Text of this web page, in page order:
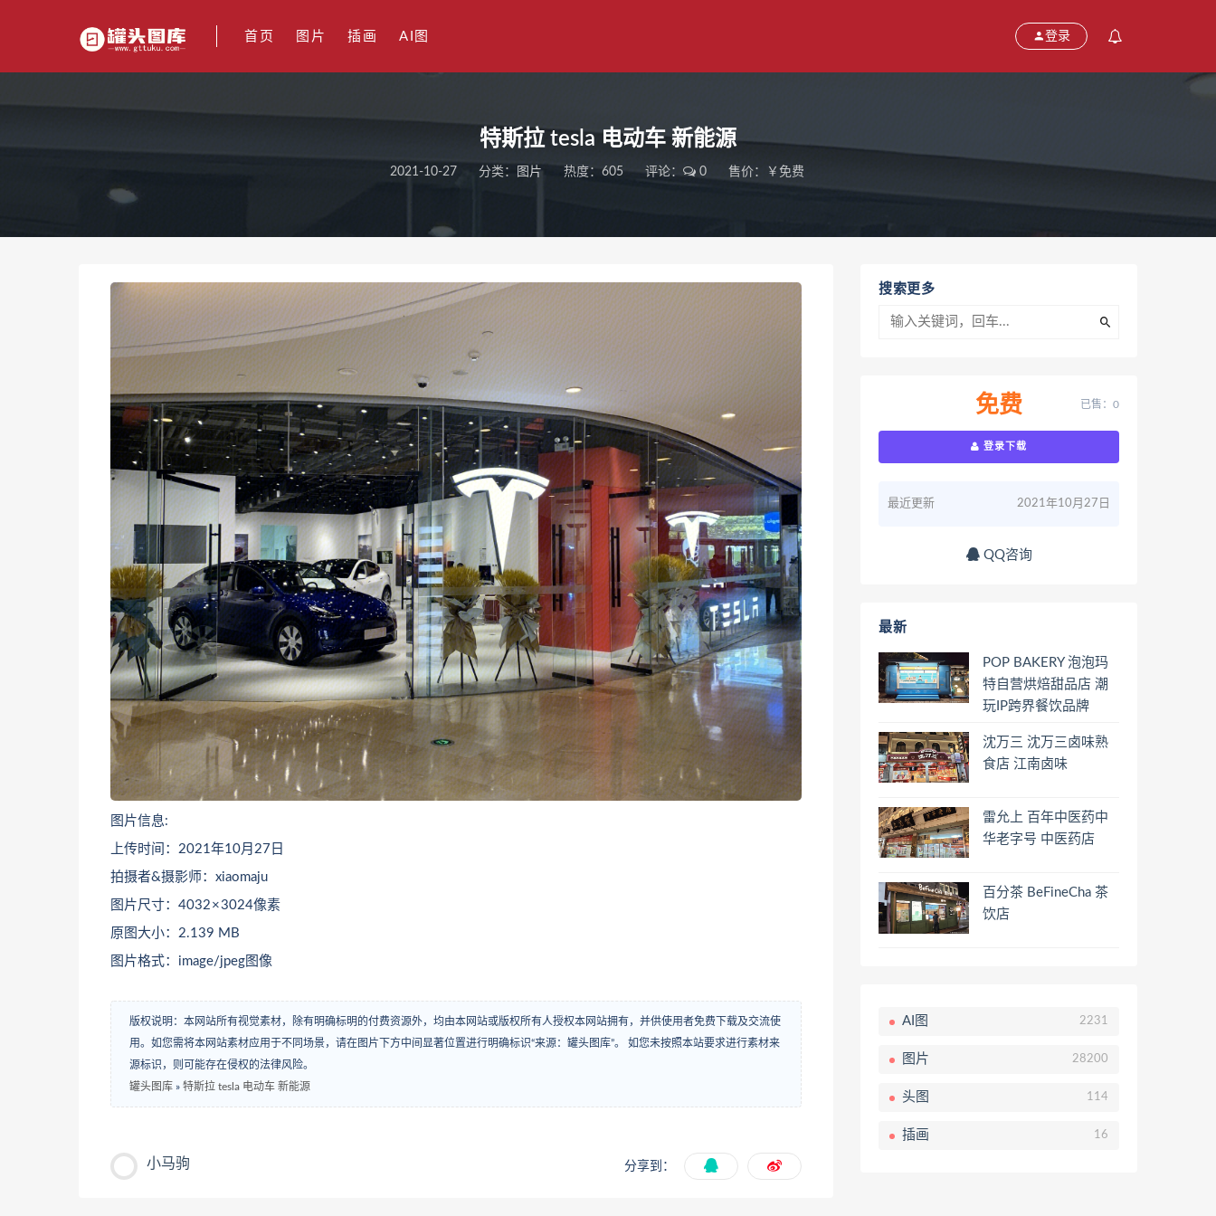
首页 图片 插画 AI图 登录
特斯拉 tesla 电动车 新能源
2021-10-27 分类： 图片 热度：605 评论： 0 售价：￥免费
图片信息:
上传时间：2021年10月27日
拍摄者&摄影师：xiaomaju
图片尺寸：4032 × 3024像素
原图大小：2.139 MB
图片格式：image/jpeg图像
版权说明：本网站所有视觉素材，除有明确标明的付费资源外，均由本网站或版权所有人授权本网站拥有，并供使用者免费下载及交流使
用。如您需将本网站素材应用于不同场景，请在图片下方中间显著位置进行明确标识“来源：罐头图库”。 如您未按照本站要求进行素材来
源标识，则可能存在侵权的法律风险。
罐头图库 » 特斯拉 tesla 电动车 新能源
小马驹 分享到：
搜索更多
免费 已售：0
登录下载
最近更新 2021年10月27日
QQ咨询
最新
POP BAKERY 泡泡玛
特自营烘焙甜品店 潮
玩IP跨界餐饮品牌
沈万三 沈万三卤味熟
食店 江南卤味
雷允上 百年中医药中
华老字号 中医药店
百分茶 BeFineCha 茶
饮店
AI图 2231
图片 28200
头图 114
插画 16